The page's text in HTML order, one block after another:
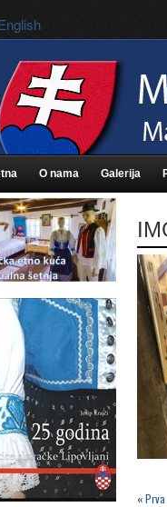
O nama Galerija
«